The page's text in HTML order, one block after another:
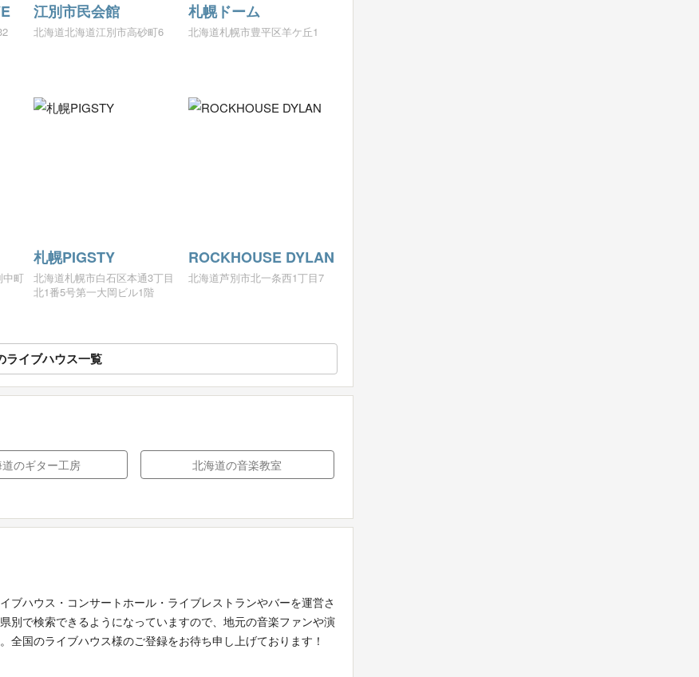
江別市民会館
北海道北海道江別市高砂町6
札幌ドーム
北海道札幌市豊平区羊ケ丘1
中町
札幌PIGSTY
北海道札幌市白石区本通3丁目
北1番5号第一大岡ビル1階
ROCKHOUSE DYLAN
北海道芦別市北一条西1丁目7
ライブハウス一覧
のギター工房 北海道の音楽教室
ブハウス・コンサートホール・ライブレストランやバーを運営さ
別で検索できるようになっていますので、地元の音楽ファンや演
国のライブハウス様のご登録をお待ち申し上げております！